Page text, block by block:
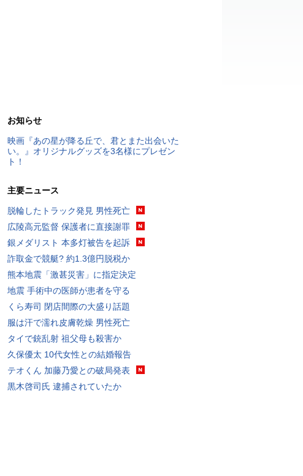
お知らせ
映画『あの星が降る丘で、君とまた出会いた
い。』オリジナルグッズを3名様にプレゼン
ト！
主要ニュース
脱輪したトラック発見 男性死亡
広陵高元監督 保護者に直接謝罪
銀メダリスト 本多灯被告を起訴
詐取金で競艇? 約1.3億円脱税か
熊本地震「激甚災害」に指定決定
地震 手術中の医師が患者を守る
くら寿司 閉店間際の大盛り話題
服は汗で濡れ皮膚乾燥 男性死亡
タイで銃乱射 祖父母も殺害か
久保優太 10代女性との結婚報告
テオくん 加藤乃愛との破局発表
黒木啓司氏 逮捕されていたか